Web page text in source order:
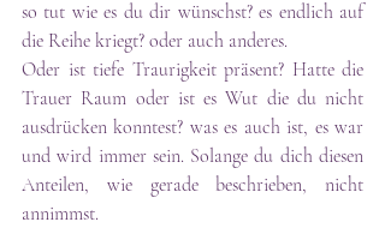
so tut wie es du dir wünschst? es endlich auf
die Reihe kriegt? oder auch anderes.
Oder ist tiefe Traurigkeit präsent? Hatte die
Trauer Raum oder ist es Wut die du nicht
ausdrücken konntest? was es auch ist, es war
und wird immer sein. Solange du dich diesen
Anteilen, wie gerade beschrieben, nicht
annimmst.